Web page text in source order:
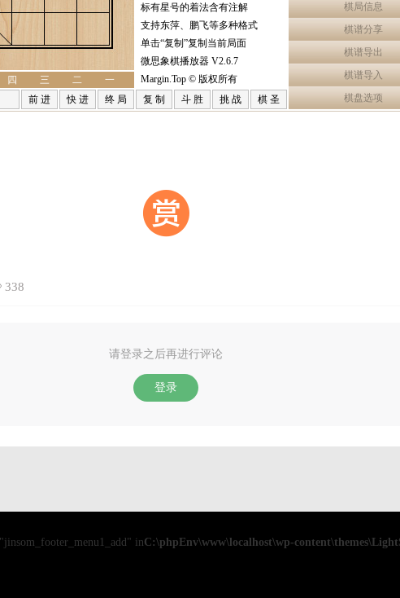
标有星号的着法含有注解
支持东萍、鹏飞等多种格式
单击“复制”复制当前局面
微思象棋播放器 V2.6.7
Margin.Top © 版权所有
一
二
三
四
前 进 快 进 终 局 复 制
棋局信息
棋谱分享
棋谱导出
棋谱导入
棋盘选项
338
请登录之后再进行评论
登录
inC:\phpEnv\www\localhost\wp-